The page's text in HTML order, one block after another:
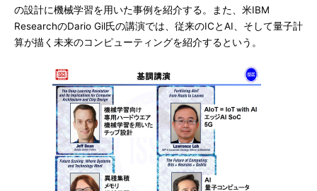
の設計に機械学習を用いた事例を紹介する。また、米IBM
ResearchのDario Gil氏の講演では、従来のICとAI、そして量子計
算が描く未来のコンピューティングを紹介するという。